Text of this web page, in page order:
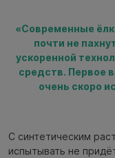
«Современные
почти не
ускоренной
средств. Первое
очень скоро
С синтетическим
испытывать не